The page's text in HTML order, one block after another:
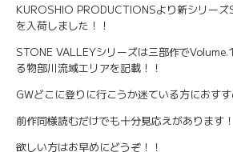
KUROSHIO PRODUCTIONSより新シリー
を入荷しました！！
STONE VALLEYシリーズは三部作で
る物部川流域エリアを記載！！
GWどこに登りに行こうか迷ている方におす
前作同様読むだけでも十分見応えがあります
欲しい方はお早めにどうぞ！！